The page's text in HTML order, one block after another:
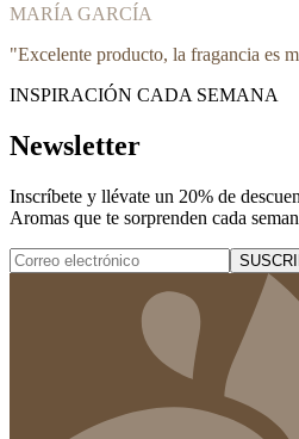
MARÍA GARCÍA
"Excelente producto, la fragancia es
INSPIRACIÓN CADA SEMANA
Newsletter
Inscríbete y llévate un 20% de
Aromas que te sorprenden cada